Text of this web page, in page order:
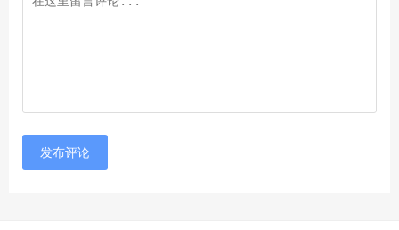
发布评论